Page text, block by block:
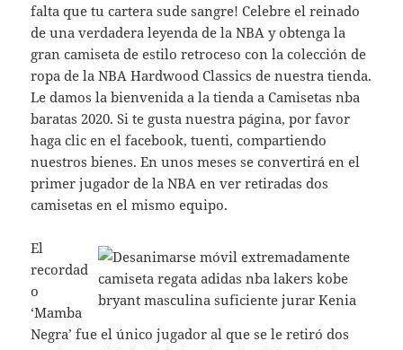
falta que tu cartera sude sangre! Celebre el reinado
de una verdadera leyenda de la NBA y obtenga la
gran camiseta de estilo retroceso con la colección de
ropa de la NBA Hardwood Classics de nuestra tienda.
Le damos la bienvenida a la tienda a Camisetas nba
baratas 2020. Si te gusta nuestra página, por favor
haga clic en el facebook, tuenti, compartiendo
nuestros bienes. En unos meses se convertirá en el
primer jugador de la NBA en ver retiradas dos
camisetas en el mismo equipo.
El
recordad
o
‘Mamba
Negra’ fue el único jugador al que se le retiró dos